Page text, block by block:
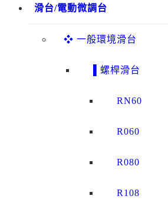
滑台/電動微調台
❖ 一般環境滑台
▌螺桿滑台
RN60
R060
R080
R108